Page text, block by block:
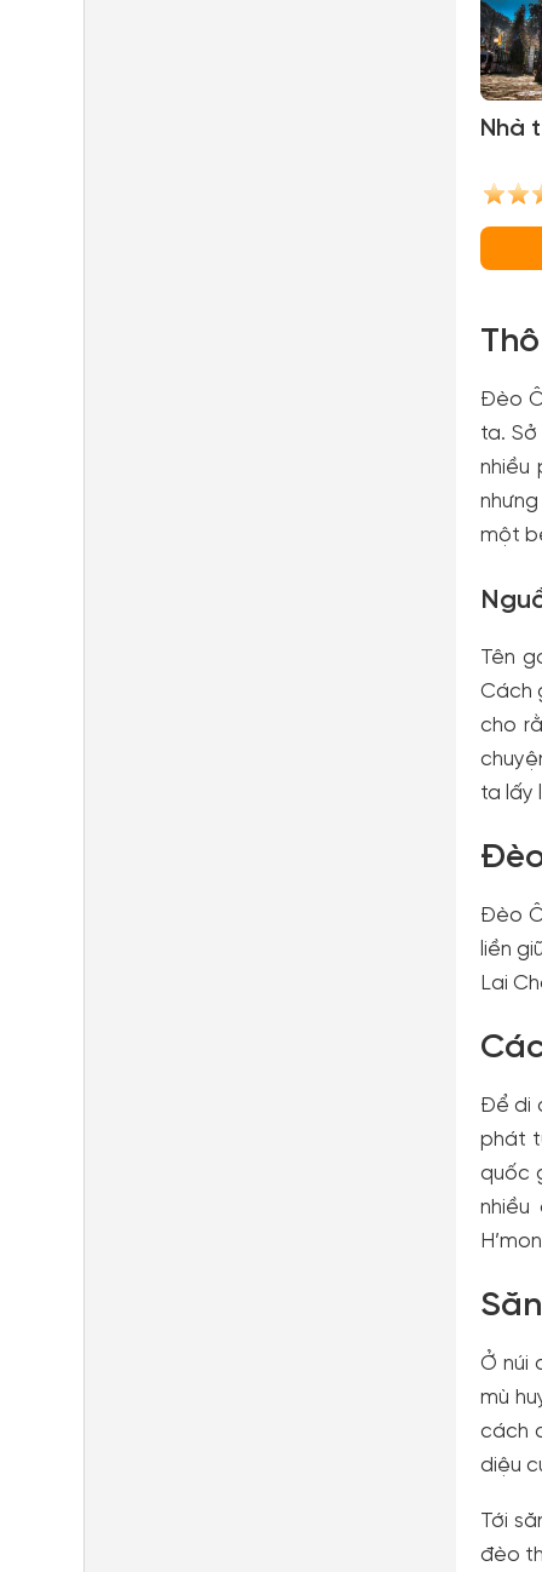
Nhà
Đèo
ta.
nhiều
một
Tên
Cách
cho
ta lấy
Đèo
liền
Lai
Để di
phát
quốc
nhiều
Ở núi
mù
cách
diệu
Tới
đèo